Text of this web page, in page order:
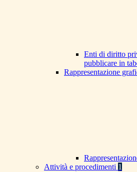
Enti di diritto
pubblicare in
Rappresentazione
Attività e procedimenti 1